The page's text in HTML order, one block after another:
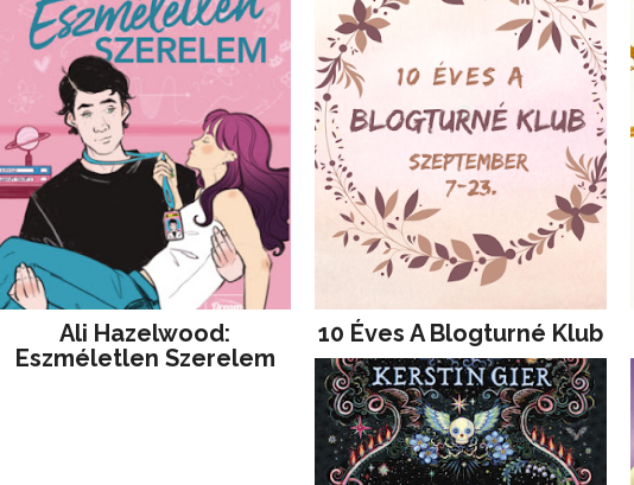
Ali Hazelwood:
Eszméletlen Szerelem
10 Éves A Blogturné Klub